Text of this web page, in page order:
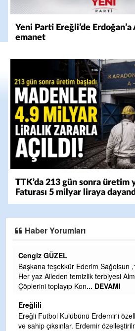
Yeni Parti Ereğli’de Erdoğan’a
emanet
TTK’da 213 gün sonra üretim
Faturası 5 milyar liraya
Haber Yorumları
mendirekte
pis insanların
düşünsün
sponsor
GULDERE DERE
TARAFINDAN
OLMAYAN
Şaban yavuz
Mekanı cennet